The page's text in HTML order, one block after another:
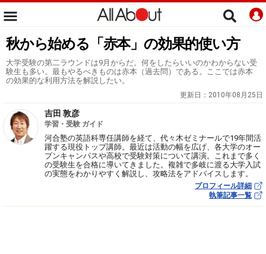
秋から始める「赤本」の効果的使い方
大学受験の第二ラウンドは9月からだ。何をしたらいいのかわからない受
験生も多い。最もやるべきものは赤本（過去問）である。ここでは赤本
の効果的な利用方法を解説したい。
更新日： 2010年08月25日
吉田 敦彦
学習・受験 ガイド
河合塾の英語科専任講師を経て、代々木ゼミナールで19年間活
躍する現役トップ講師。最近は活動の幅を広げ、各大学のオー
プンキャンパスや高校で受験対策について講演。これまで多く
の受験生を合格に導いてきました。複雑で多岐に渡る大学入試
の実態をわかりやすく解説し、攻略法をアドバイスします。
プロフィール詳細
執筆記事一覧